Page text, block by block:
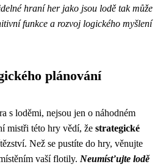
hraní her jako jsou lodě tak může
funkce a rozvoj logického myšlení
plánování
s loděmi, nejsou jen o náhodném
mistři této hry vědí, že strategické
Než se pustíte do hry, věnujte
vaší flotily. Neumísťujte lodě